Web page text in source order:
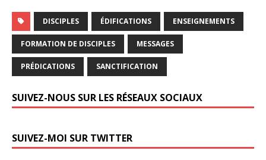
DISCIPLES ÉDIFICATIONS ENSEIGNEMENTS
FORMATION DE DISCIPLES MESSAGES
PRÉDICATIONS SANCTIFICATION
SUIVEZ-NOUS SUR LES RÉSEAUX SOCIAUX
SUIVEZ-MOI SUR TWITTER